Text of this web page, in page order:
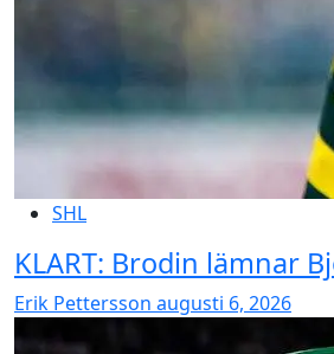
SHL
KLART: Brodin lämnar
Erik Pettersson augusti 6, 2026